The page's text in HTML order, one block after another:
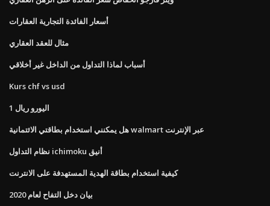
أسعار الفائدة التجارية العقارات
مثال للعقد العقاري
أسباب لماذا التداول من الداخل غير أخلاقي
Kurs chf vs usd
اليورو ريال 1
هل يمكنني استخدام بطاقتي الائتمانية walmart عبر الإنترنت
نظام التداول ichimoku أنيق
كيفية استخدام بطاقة الهدية المستهدفة على الانترنت
بيان دخل التفاح لعام 2020